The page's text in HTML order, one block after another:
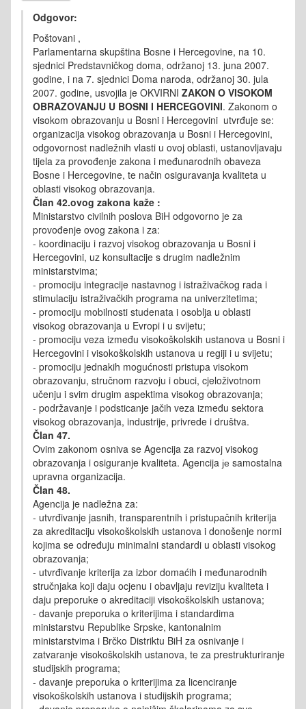
Odgovor:
Poštovani ,
Parlamentarna skupština Bosne i Hercegovine, na 10.
sjednici Predstavničkog doma, održanoj 13. juna 2007.
godine, i na 7. sjednici Doma naroda, održanoj 30. jula
2007. godine, usvojila je OKVIRNI ZAKON O VISOKOM
OBRAZOVANJU U BOSNI I HERCEGOVINI. Zakonom o
visokom obrazovanju u Bosni i Hercegovini utvrđuje se:
organizacija visokog obrazovanja u Bosni i Hercegovini,
odgovornost nadležnih vlasti u ovoj oblasti, ustanovljavaju
tijela za provođenje zakona i međunarodnih obaveza
Bosne i Hercegovine, te način osiguravanja kvaliteta u
oblasti visokog obrazovanja.
Član 42.ovog zakona kaže :
Ministarstvo civilnih poslova BiH odgovorno je za
provođenje ovog zakona i za:
- koordinaciju i razvoj visokog obrazovanja u Bosni i
Hercegovini, uz konsultacije s drugim nadležnim
ministarstvima;
- promociju integracije nastavnog i istraživačkog rada i
stimulaciju istraživačkih programa na univerzitetima;
- promociju mobilnosti studenata i osoblja u oblasti
visokog obrazovanja u Evropi i u svijetu;
- promociju veza između visokoškolskih ustanova u Bosni i
Hercegovini i visokoškolskih ustanova u regiji i u svijetu;
- promociju jednakih mogućnosti pristupa visokom
obrazovanju, stručnom razvoju i obuci, cjeloživotnom
učenju i svim drugim aspektima visokog obrazovanja;
- podržavanje i podsticanje jačih veza između sektora
visokog obrazovanja, industrije, privrede i društva.
Član 47.
Ovim zakonom osniva se Agencija za razvoj visokog
obrazovanja i osiguranje kvaliteta. Agencija је samostalna
upravna organizacija.
Član 48.
Agencija je nadležna za:
- utvrđivanje jasnih, transparentnih i pristupačnih kriterija
za akreditaciju visokoškolskih ustanova i donošenje normi
kojima se određuju minimalni standardi u oblasti visokog
obrazovanja;
- utvrđivanje kriterija za izbor domaćih i međunarodnih
stručnjaka koji daju ocjenu i obavljaju reviziju kvaliteta i
daju preporuke o akreditaciji visokoškolskih ustanova;
- davanje preporuka o kriterijima i standardima
ministarstvu Republike Srpske, kantonalnim
ministarstvima i Brčko Distriktu BiH za osnivanje i
zatvaranje visokoškolskih ustanova, te za prestrukturiranje
studijskih programa;
- davanje preporuka o kriterijima za licenciranje
visokoškolskih ustanova i studijskih programa;